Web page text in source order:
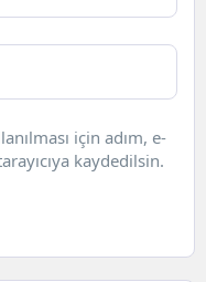
için adım, e-
kaydedilsin.